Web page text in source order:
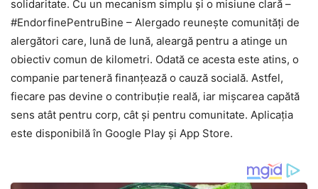
solidaritate. Cu un mecanism simplu și o misiune clară –
#EndorfinePentruBine – Alergado reunește comunități de
alergători care, lună de lună, aleargă pentru a atinge un
obiectiv comun de kilometri. Odată ce acesta este atins, o
companie parteneră finanțează o cauză socială. Astfel,
fiecare pas devine o contribuție reală, iar mișcarea capătă
sens atât pentru corp, cât și pentru comunitate. Aplicația
este disponibilă în Google Play și App Store.